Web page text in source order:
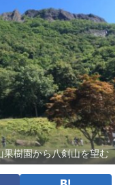
果樹園から八剣山を望む